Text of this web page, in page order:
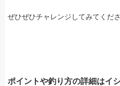
ぜひぜひチャレンジしてみてくだ
ポイントや釣り方の詳細はイ